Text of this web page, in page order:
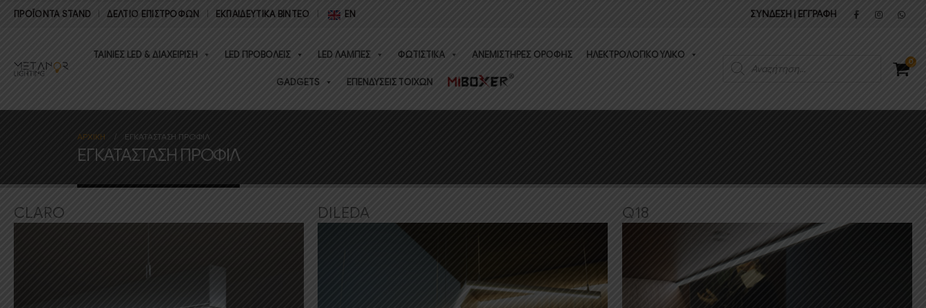
ΠΡΟΪΟΝΤΑ STAND ΔΕΛΤΊΟ ΕΠΙΣΤΡΟΦΏΝ ΕΚΠΑΙΔΕΥΤΙΚΑ ΒΙΝΤΕΟ EN ΣΥΝΔΕΣΗ ΕΓΓΡΑΦΗ
ΤΑΙΝΙΕΣ LED & ΔΙΑΧΕΙΡΙΣΗ LED ΠΡΟΒΟΛΕΙΣ LED ΛΑΜΠΕΣ ΦΩΤΙΣΤΙΚΑ ΑΝΕΜΙΣΤΗΡΕΣ ΟΡΟΦΗΣ ΗΛΕΚΤΡΟΛΟΓΙΚΟ ΥΛΙΚΟ
GADGETS ΕΠΕΝΔΥΣΕΙΣ ΤΟΙΧΩΝ
Products
search
0
ΑΡΧΙΚΉ ΕΓΚΑΤΑΣΤΑΣΗ ΠΡΟΦΙΛ
ΕΓΚΑΤΑΣΤΑΣΗ ΠΡΟΦΙΛ
CLARO DILEDA Q18